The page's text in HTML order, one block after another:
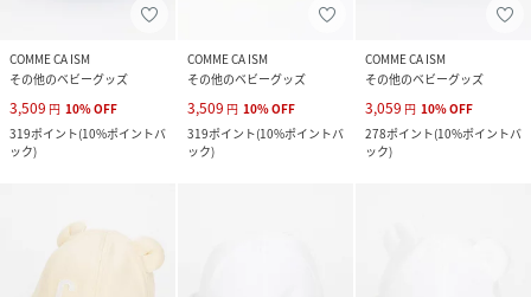
COMME CA ISM
その他のベビーグッズ
3,509 円 10%OFF
319ポイント(10%ポイントバ
ック)
COMME CA ISM
その他のベビーグッズ
3,509 円 10%OFF
319ポイント(10%ポイントバ
ック)
COMME CA ISM
その他のベビーグッズ
3,059 円 10%OFF
278ポイント(10%ポイントバ
ック)